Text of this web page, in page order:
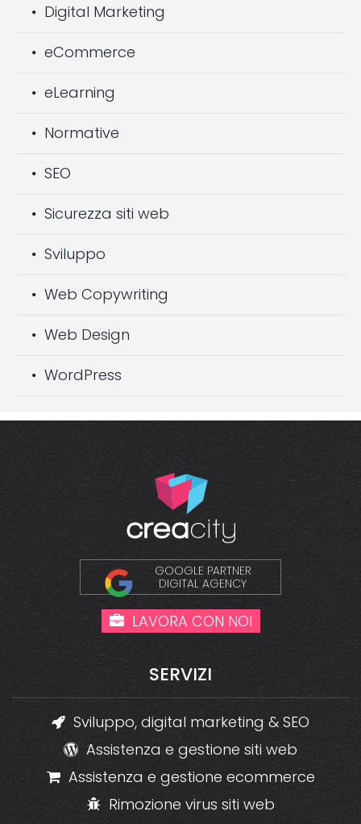
Digital Marketing
eCommerce
eLearning
Normative
SEO
Sicurezza siti web
Sviluppo
Web Copywriting
Web Design
WordPress
SERVIZI
Sviluppo, digital marketing & SEO
Assistenza e gestione siti web
Assistenza e gestione ecommerce
Rimozione virus siti web
GOOGLE PARTNER
DIGITAL AGENCY
LAVORA CON NOI